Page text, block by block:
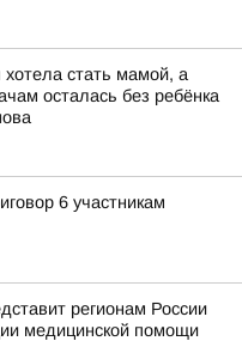
стать мамой, а
осталась без ребёнка
6 участникам
регионам России
медицинской помощи